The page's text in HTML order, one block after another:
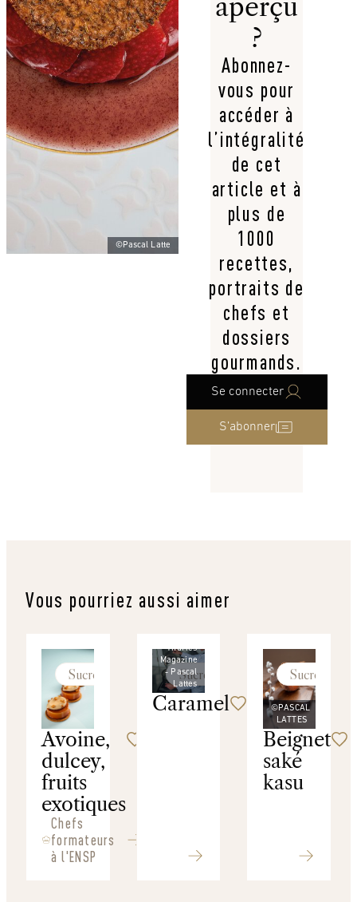
©Pascal Latte
aperçu
?
Abonnez-
vous pour
accéder à
l’intégralité
de cet
article et à
plus de
1000
recettes,
portraits de
chefs et
dossiers
gourmands.
Se connecter
S’abonner
Vous pourriez aussi aimer
Sucré
Avoine,
dulcey,
fruits
exotiques
Chefs
formateurs
à l'ENSP
Thuries
Magazine
- Pascal
Lattes
Sucré
Caramel
©PASCAL
LATTES
Sucré
Beignet
saké
kasu